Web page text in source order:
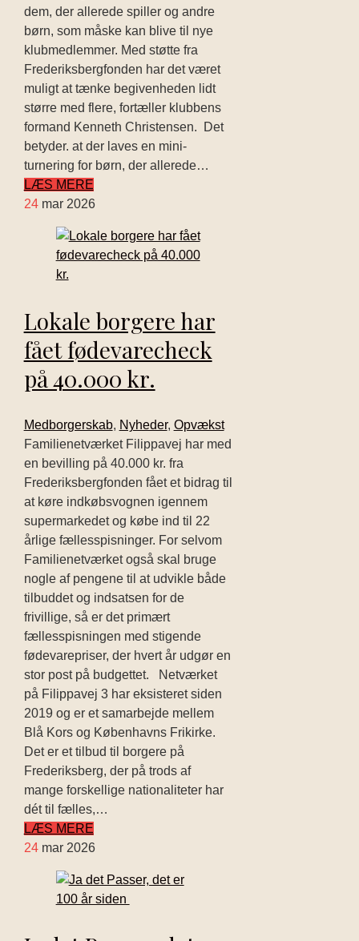
dem, der allerede spiller og andre
børn, som måske kan blive til nye
klubmedlemmer. Med støtte fra
Frederiksbergfonden har det været
muligt at tænke begivenheden lidt
større med flere, fortæller klubbens
formand Kenneth Christensen. Det
betyder. at der laves en mini-
turnering for børn, der allerede…
LÆS MERE
24 mar 2026
Lokale borgere har
fået fødevarecheck
på 40.000 kr.
Medborgerskab, Nyheder, Opvækst
Familienetværket Filippavej har med
en bevilling på 40.000 kr. fra
Frederiksbergfonden fået et bidrag til
at køre indkøbsvognen igennem
supermarkedet og købe ind til 22
årlige fællesspisninger. For selvom
Familienetværket også skal bruge
nogle af pengene til at udvikle både
tilbuddet og indsatsen for de
frivillige, så er det primært
fællesspisningen med stigende
fødevarepriser, der hvert år udgør en
stor post på budgettet. Netværket
på Filippavej 3 har eksisteret siden
2019 og er et samarbejde mellem
Blå Kors og Københavns Frikirke.
Det er et tilbud til borgere på
Frederiksberg, der på trods af
mange forskellige nationaliteter har
dét til fælles,…
LÆS MERE
24 mar 2026